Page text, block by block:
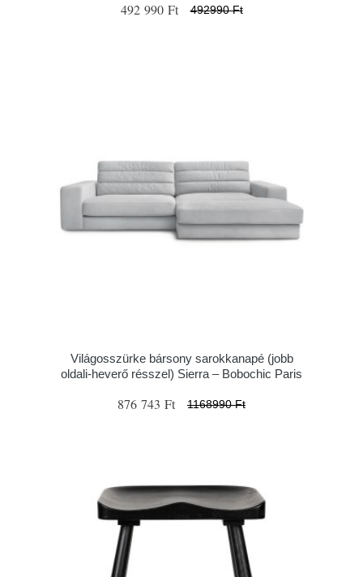
492 990 Ft 492990 Ft
Világosszürke bársony sarokkanapé (jobb
oldali-heverő résszel) Sierra – Bobochic Paris
876 743 Ft 1168990 Ft